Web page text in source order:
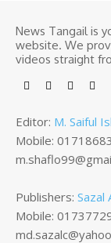
News Tangail is
website. We
videos straight
Editor: M. Saiful
Mobile:
Publishers: Sazal
Mobile: